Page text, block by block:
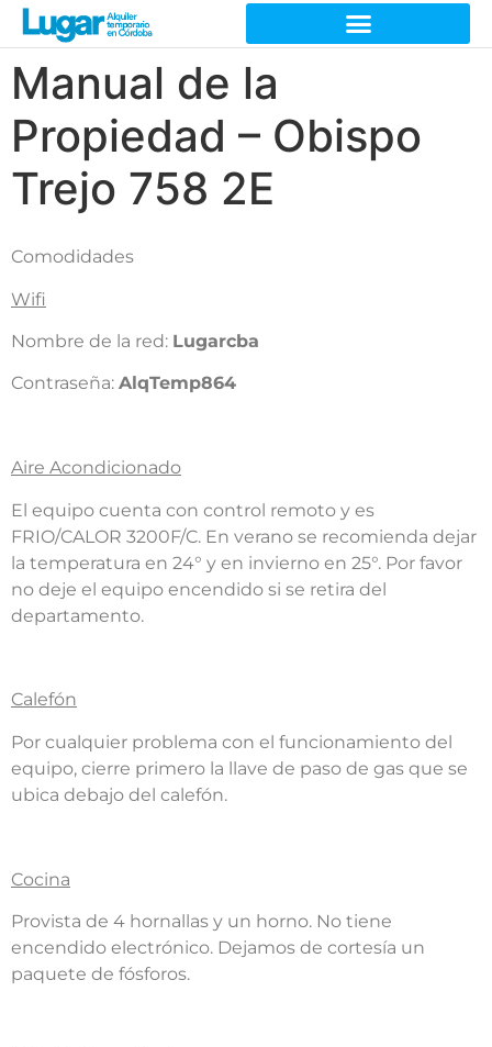
Manual de la
Propiedad – Obispo
Trejo 758 2E
Comodidades
Wifi
Nombre de la red: Lugarcba
Contraseña: AlqTemp864
Aire Acondicionado
El equipo cuenta con control remoto y es
FRIO/CALOR 3200F/C. En verano se recomienda dejar
la temperatura en 24° y en invierno en 25°. Por favor
no deje el equipo encendido si se retira del
departamento.
Calefón
Por cualquier problema con el funcionamiento del
equipo, cierre primero la llave de paso de gas que se
ubica debajo del calefón.
Cocina
Provista de 4 hornallas y un horno. No tiene
encendido electrónico. Dejamos de cortesía un
paquete de fósforos.